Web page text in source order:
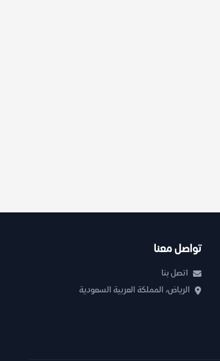
تواصل معنا
اتصل بنا
الرياض، المملكة العربية السعودية